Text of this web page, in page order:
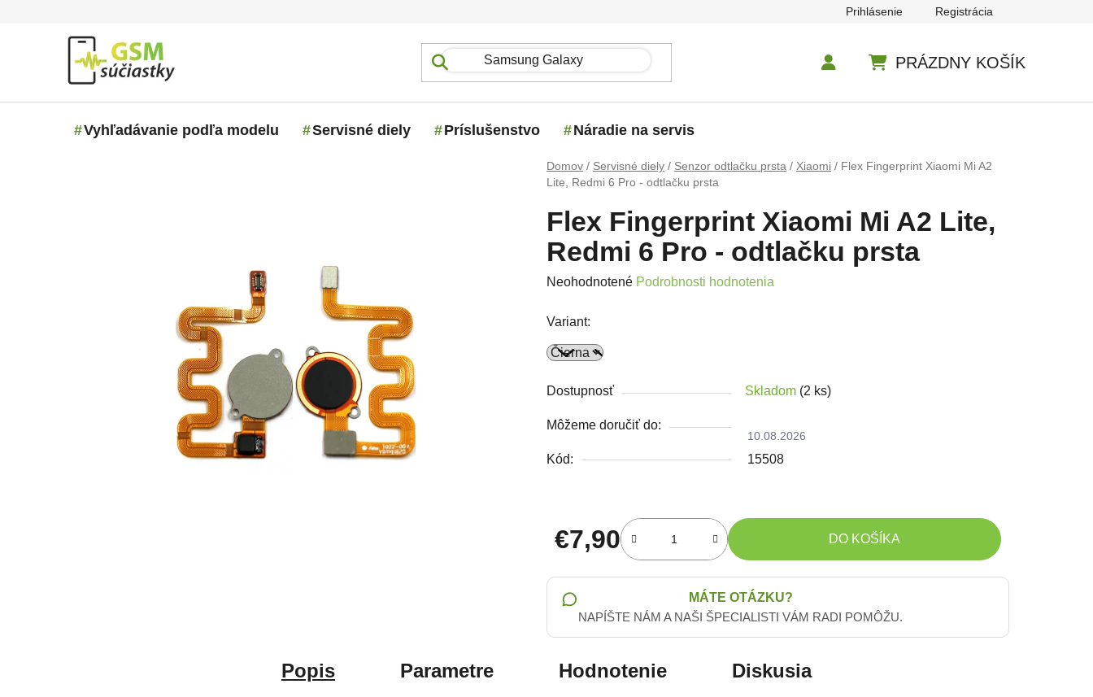
Prihlásenie Registrácia
PRÁZDNY KOŠÍK
Vyhľadávanie podľa modelu Servisné diely Príslušenstvo Náradie na servis
Domov / Servisné diely / Senzor odtlačku prsta / Xiaomi / Flex Fingerprint Xiaomi Mi A2
Lite, Redmi 6 Pro - odtlačku prsta
Flex Fingerprint Xiaomi Mi A2 Lite,
Redmi 6 Pro - odtlačku prsta
Priemerné hodnotenie produktu je 0,0 z 5 hviezdičiek.
Neohodnotené Podrobnosti hodnotenia
Variant:
Dostupnosť Skladom (2 ks)
Môžeme doručiť do:
10.08.2026
Kód: 15508
€7,90
Jednotková cena:
DO KOŠÍKA
MÁTE OTÁZKU?
NAPÍŠTE NÁM A NAŠI ŠPECIALISTI VÁM RADI POMÔŽU.
Popis Parametre Hodnotenie Diskusia